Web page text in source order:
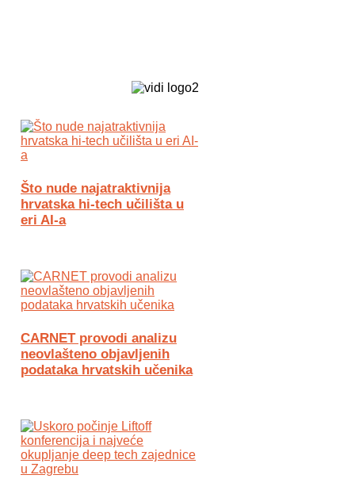
Što nude najatraktivnija
hrvatska hi-tech učilišta u
eri AI-a
CARNET provodi analizu
neovlašteno objavljenih
podataka hrvatskih učenika